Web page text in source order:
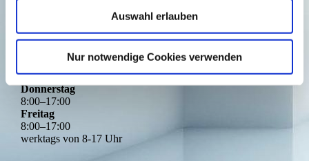
Auswahl erlauben
Nur notwendige Cookies verwenden
Dienstag
00
8:00–17:00
Donnerstag
8:00–17:00
Freitag
8:00–17:00
werktags von 8-17 Uhr